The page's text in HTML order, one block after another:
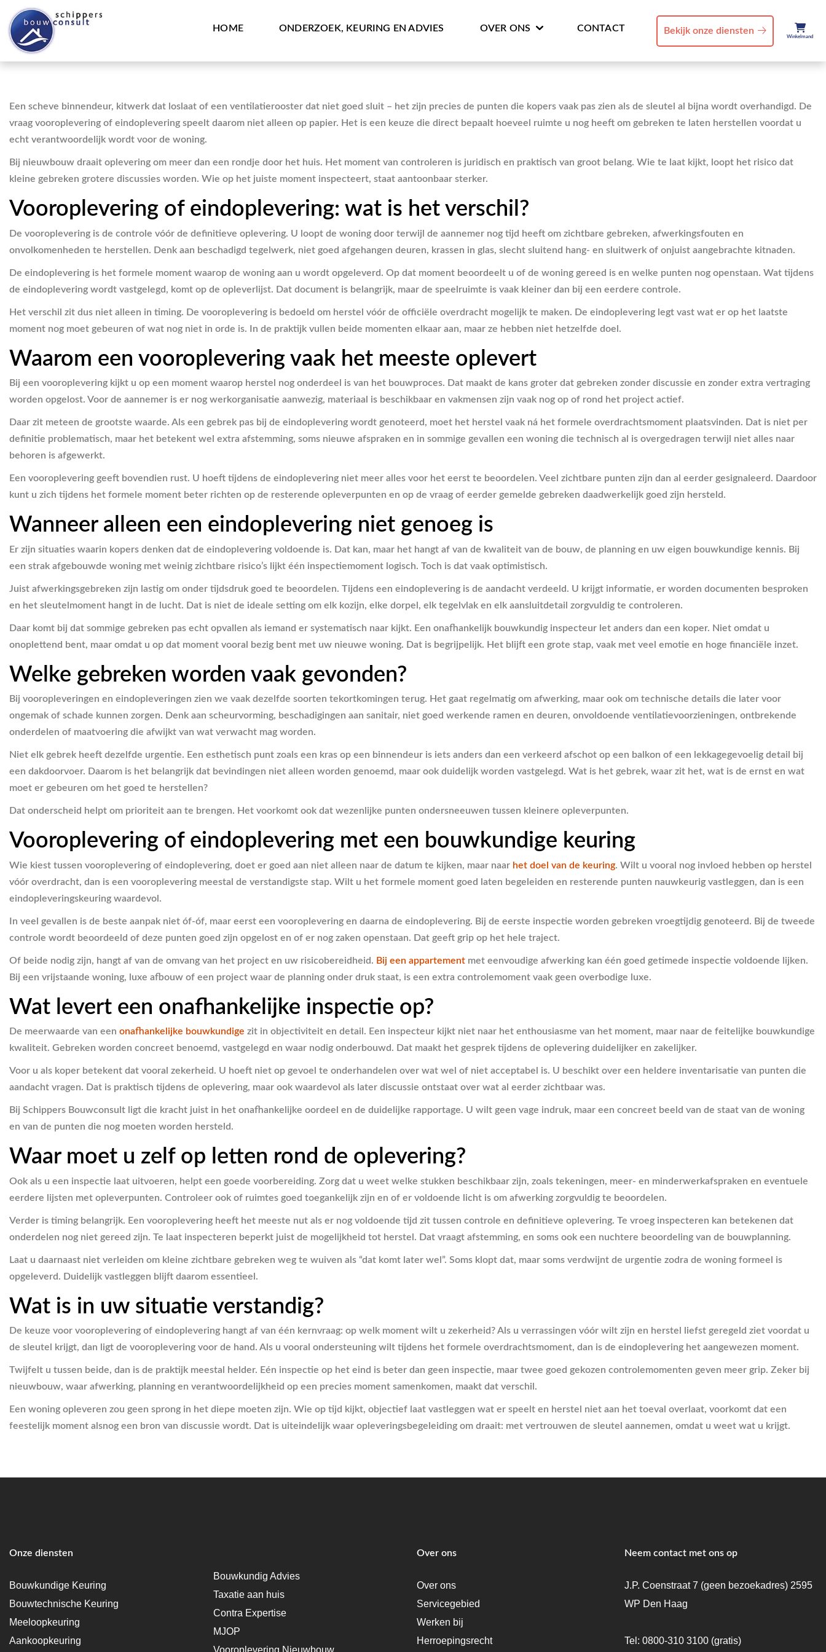
HOME ONDERZOEK, KEURING EN ADVIES OVER ONS CONTACT
Winkelmand
Bekijk onze diensten
Een scheve binnendeur, kitwerk dat loslaat of een ventilatierooster dat niet goed sluit – het zijn precies de punten die kopers vaak pas zien als de sleutel al bijna wordt overhandigd. De
vraag vooroplevering of eindoplevering speelt daarom niet alleen op papier. Het is een keuze die direct bepaalt hoeveel ruimte u nog heeft om gebreken te laten herstellen voordat u
echt verantwoordelijk wordt voor de woning.
Bij nieuwbouw draait oplevering om meer dan een rondje door het huis. Het moment van controleren is juridisch en praktisch van groot belang. Wie te laat kijkt, loopt het risico dat
kleine gebreken grotere discussies worden. Wie op het juiste moment inspecteert, staat aantoonbaar sterker.
Vooroplevering of eindoplevering: wat is het verschil?
De vooroplevering is de controle vóór de definitieve oplevering. U loopt de woning door terwijl de aannemer nog tijd heeft om zichtbare gebreken, afwerkingsfouten en
onvolkomenheden te herstellen. Denk aan beschadigd tegelwerk, niet goed afgehangen deuren, krassen in glas, slecht sluitend hang- en sluitwerk of onjuist aangebrachte kitnaden.
De eindoplevering is het formele moment waarop de woning aan u wordt opgeleverd. Op dat moment beoordeelt u of de woning gereed is en welke punten nog openstaan. Wat tijdens
de eindoplevering wordt vastgelegd, komt op de opleverlijst. Dat document is belangrijk, maar de speelruimte is vaak kleiner dan bij een eerdere controle.
Het verschil zit dus niet alleen in timing. De vooroplevering is bedoeld om herstel vóór de officiële overdracht mogelijk te maken. De eindoplevering legt vast wat er op het laatste
moment nog moet gebeuren of wat nog niet in orde is. In de praktijk vullen beide momenten elkaar aan, maar ze hebben niet hetzelfde doel.
Waarom een vooroplevering vaak het meeste oplevert
Bij een vooroplevering kijkt u op een moment waarop herstel nog onderdeel is van het bouwproces. Dat maakt de kans groter dat gebreken zonder discussie en zonder extra vertraging
worden opgelost. Voor de aannemer is er nog werkorganisatie aanwezig, materiaal is beschikbaar en vakmensen zijn vaak nog op of rond het project actief.
Daar zit meteen de grootste waarde. Als een gebrek pas bij de eindoplevering wordt genoteerd, moet het herstel vaak ná het formele overdrachtsmoment plaatsvinden. Dat is niet per
definitie problematisch, maar het betekent wel extra afstemming, soms nieuwe afspraken en in sommige gevallen een woning die technisch al is overgedragen terwijl niet alles naar
behoren is afgewerkt.
Een vooroplevering geeft bovendien rust. U hoeft tijdens de eindoplevering niet meer alles voor het eerst te beoordelen. Veel zichtbare punten zijn dan al eerder gesignaleerd. Daardoor
kunt u zich tijdens het formele moment beter richten op de resterende opleverpunten en op de vraag of eerder gemelde gebreken daadwerkelijk goed zijn hersteld.
Wanneer alleen een eindoplevering niet genoeg is
Er zijn situaties waarin kopers denken dat de eindoplevering voldoende is. Dat kan, maar het hangt af van de kwaliteit van de bouw, de planning en uw eigen bouwkundige kennis. Bij
een strak afgebouwde woning met weinig zichtbare risico’s lijkt één inspectiemoment logisch. Toch is dat vaak optimistisch.
Juist afwerkingsgebreken zijn lastig om onder tijdsdruk goed te beoordelen. Tijdens een eindoplevering is de aandacht verdeeld. U krijgt informatie, er worden documenten besproken
en het sleutelmoment hangt in de lucht. Dat is niet de ideale setting om elk kozijn, elke dorpel, elk tegelvlak en elk aansluitdetail zorgvuldig te controleren.
Daar komt bij dat sommige gebreken pas echt opvallen als iemand er systematisch naar kijkt. Een onafhankelijk bouwkundig inspecteur let anders dan een koper. Niet omdat u
onoplettend bent, maar omdat u op dat moment vooral bezig bent met uw nieuwe woning. Dat is begrijpelijk. Het blijft een grote stap, vaak met veel emotie en hoge financiële inzet.
Welke gebreken worden vaak gevonden?
Bij vooropleveringen en eindopleveringen zien we vaak dezelfde soorten tekortkomingen terug. Het gaat regelmatig om afwerking, maar ook om technische details die later voor
ongemak of schade kunnen zorgen. Denk aan scheurvorming, beschadigingen aan sanitair, niet goed werkende ramen en deuren, onvoldoende ventilatievoorzieningen, ontbrekende
onderdelen of maatvoering die afwijkt van wat verwacht mag worden.
Niet elk gebrek heeft dezelfde urgentie. Een esthetisch punt zoals een kras op een binnendeur is iets anders dan een verkeerd afschot op een balkon of een lekkagegevoelig detail bij
een dakdoorvoer. Daarom is het belangrijk dat bevindingen niet alleen worden genoemd, maar ook duidelijk worden vastgelegd. Wat is het gebrek, waar zit het, wat is de ernst en wat
moet er gebeuren om het goed te herstellen?
Dat onderscheid helpt om prioriteit aan te brengen. Het voorkomt ook dat wezenlijke punten ondersneeuwen tussen kleinere opleverpunten.
Vooroplevering of eindoplevering met een bouwkundige keuring
Wie kiest tussen vooroplevering of eindoplevering, doet er goed aan niet alleen naar de datum te kijken, maar naar het doel van de keuring. Wilt u vooral nog invloed hebben op herstel
vóór overdracht, dan is een vooroplevering meestal de verstandigste stap. Wilt u het formele moment goed laten begeleiden en resterende punten nauwkeurig vastleggen, dan is een
eindopleveringskeuring waardevol.
In veel gevallen is de beste aanpak niet óf-óf, maar eerst een vooroplevering en daarna de eindoplevering. Bij de eerste inspectie worden gebreken vroegtijdig genoteerd. Bij de tweede
controle wordt beoordeeld of deze punten goed zijn opgelost en of er nog zaken openstaan. Dat geeft grip op het hele traject.
Of beide nodig zijn, hangt af van de omvang van het project en uw risicobereidheid. Bij een appartement met eenvoudige afwerking kan één goed getimede inspectie voldoende lijken.
Bij een vrijstaande woning, luxe afbouw of een project waar de planning onder druk staat, is een extra controlemoment vaak geen overbodige luxe.
Wat levert een onafhankelijke inspectie op?
De meerwaarde van een onafhankelijke bouwkundige zit in objectiviteit en detail. Een inspecteur kijkt niet naar het enthousiasme van het moment, maar naar de feitelijke bouwkundige
kwaliteit. Gebreken worden concreet benoemd, vastgelegd en waar nodig onderbouwd. Dat maakt het gesprek tijdens de oplevering duidelijker en zakelijker.
Voor u als koper betekent dat vooral zekerheid. U hoeft niet op gevoel te onderhandelen over wat wel of niet acceptabel is. U beschikt over een heldere inventarisatie van punten die
aandacht vragen. Dat is praktisch tijdens de oplevering, maar ook waardevol als later discussie ontstaat over wat al eerder zichtbaar was.
Bij Schippers Bouwconsult ligt die kracht juist in het onafhankelijke oordeel en de duidelijke rapportage. U wilt geen vage indruk, maar een concreet beeld van de staat van de woning
en van de punten die nog moeten worden hersteld.
Waar moet u zelf op letten rond de oplevering?
Ook als u een inspectie laat uitvoeren, helpt een goede voorbereiding. Zorg dat u weet welke stukken beschikbaar zijn, zoals tekeningen, meer- en minderwerkafspraken en eventuele
eerdere lijsten met opleverpunten. Controleer ook of ruimtes goed toegankelijk zijn en of er voldoende licht is om afwerking zorgvuldig te beoordelen.
Verder is timing belangrijk. Een vooroplevering heeft het meeste nut als er nog voldoende tijd zit tussen controle en definitieve oplevering. Te vroeg inspecteren kan betekenen dat
onderdelen nog niet gereed zijn. Te laat inspecteren beperkt juist de mogelijkheid tot herstel. Dat vraagt afstemming, en soms ook een nuchtere beoordeling van de bouwplanning.
Laat u daarnaast niet verleiden om kleine zichtbare gebreken weg te wuiven als “dat komt later wel”. Soms klopt dat, maar soms verdwijnt de urgentie zodra de woning formeel is
opgeleverd. Duidelijk vastleggen blijft daarom essentieel.
Wat is in uw situatie verstandig?
De keuze voor vooroplevering of eindoplevering hangt af van één kernvraag: op welk moment wilt u zekerheid? Als u verrassingen vóór wilt zijn en herstel liefst geregeld ziet voordat u
de sleutel krijgt, dan ligt de vooroplevering voor de hand. Als u vooral ondersteuning wilt tijdens het formele overdrachtsmoment, dan is de eindoplevering het aangewezen moment.
Twijfelt u tussen beide, dan is de praktijk meestal helder. Eén inspectie op het eind is beter dan geen inspectie, maar twee goed gekozen controlemomenten geven meer grip. Zeker bij
nieuwbouw, waar afwerking, planning en verantwoordelijkheid op een precies moment samenkomen, maakt dat verschil.
Een woning opleveren zou geen sprong in het diepe moeten zijn. Wie op tijd kijkt, objectief laat vastleggen wat er speelt en herstel niet aan het toeval overlaat, voorkomt dat een
feestelijk moment alsnog een bron van discussie wordt. Dat is uiteindelijk waar opleveringsbegeleiding om draait: met vertrouwen de sleutel aannemen, omdat u weet wat u krijgt.
Onze diensten
Bouwkundige Keuring
Bouwtechnische Keuring
Meeloopkeuring
Aankoopkeuring
Bouwkundig Advies
Taxatie aan huis
Contra Expertise
MJOP
Vooroplevering Nieuwbouw
Over ons
Over ons
Servicegebied
Werken bij
Herroepingsrecht
Neem contact met ons op
J.P. Coenstraat 7 (geen bezoekadres) 2595
WP Den Haag
Tel: 0800-310 3100(gratis)